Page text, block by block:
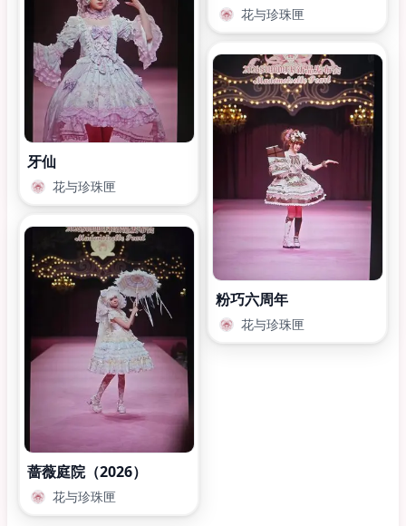
花与珍珠匣
牙仙
花与珍珠匣
粉巧六周年
花与珍珠匣
蔷薇庭院（2026）
花与珍珠匣